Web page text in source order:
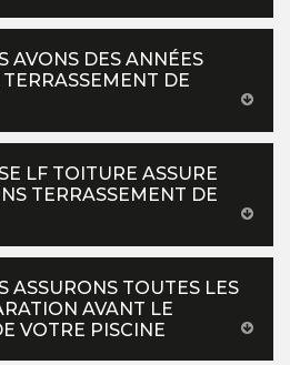
AVONS DES ANNÉES
TERRASSEMENT DE
LF TOITURE ASSURE
TERRASSEMENT DE
ASSURONS TOUTES LES
AVANT LE
VOTRE PISCINE